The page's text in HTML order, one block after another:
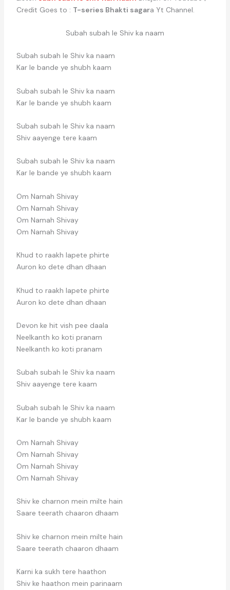
Credit Goes to : T-series Bhakti sagara Yt Channel.
Subah subah le Shiv ka naam
Subah subah le Shiv ka naam
Kar le bande ye shubh kaam
Subah subah le Shiv ka naam
Kar le bande ye shubh kaam
Subah subah le Shiv ka naam
Shiv aayenge tere kaam
Subah subah le Shiv ka naam
Kar le bande ye shubh kaam
Om Namah Shivay
Om Namah Shivay
Om Namah Shivay
Om Namah Shivay
Khud to raakh lapete phirte
Auron ko dete dhan dhaan
Khud to raakh lapete phirte
Auron ko dete dhan dhaan
Devon ke hit vish pee daala
Neelkanth ko koti pranam
Neelkanth ko koti pranam
Subah subah le Shiv ka naam
Shiv aayenge tere kaam
Subah subah le Shiv ka naam
Kar le bande ye shubh kaam
Om Namah Shivay
Om Namah Shivay
Om Namah Shivay
Om Namah Shivay
Shiv ke charnon mein milte hain
Saare teerath chaaron dhaam
Shiv ke charnon mein milte hain
Saare teerath chaaron dhaam
Karni ka sukh tere haathon
Shiv ke haathon mein parinaam